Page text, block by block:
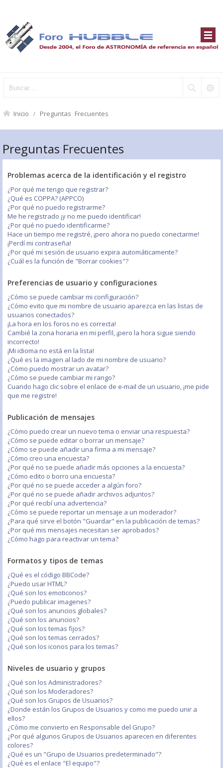
Inicio Preguntas Frecuentes
Preguntas Frecuentes
Problemas acerca de la identificación y el registro
¿Por qué me tengo que registrar?
¿Qué es COPPA? (APPCO)
¿Por qué no puedo registrarme?
Me he registrado ¡y no me puedo identificar!
¿Por qué no puedo identificarme?
Hace un tiempo me registré, ¡pero ahora no puedo conectarme!
¡Perdí mi contraseña!
¿Por qué mi sesión de usuario expira automáticamente?
¿Cuál es la función de "Borrar cookies"?
Preferencias de usuario y configuraciones
¿Cómo se puede cambiar mi configuración?
¿Cómo evito que mi nombre de usuario aparezca en las listas de
usuarios conectados?
¡La hora en los foros no es correcta!
Cambié la zona horaria en mi perfil, ¡pero la hora sigue siendo
incorrecto!
¡Mi idioma no está en la lista!
¿Qué es la imagen al lado de mi nombre de usuario?
¿Cómo puedo mostrar un avatar?
¿Cómo se puede cambiar mi rango?
Cuando hago clic sobre el enlace de e-mail de un usuario, ¡me pide
que me registre!
Publicación de mensajes
¿Cómo puedo crear un nuevo tema o enviar una respuesta?
¿Cómo se puede editar o borrar un mensaje?
¿Cómo se puede añadir una firma a mi mensaje?
¿Cómo creo una encuesta?
¿Por qué no se puede añadir más opciones a la encuesta?
¿Cómo edito o borro una encuesta?
¿Por qué no se puede acceder a algún foro?
¿Por qué no se puede añadir archivos adjuntos?
¿Por qué recibí una advertencia?
¿Cómo se puede reportar un mensaje a un moderador?
¿Para qué sirve el botón "Guardar" en la publicación de temas?
¿Por qué mis mensajes necesitan ser aprobados?
¿Cómo hago para reactivar un tema?
Formatos y tipos de temas
¿Qué es el código BBCode?
¿Puedo usar HTML?
¿Qué son los emoticonos?
¿Puedo publicar imagenes?
¿Qué son los anuncios globales?
¿Qué son los anuncios?
¿Qué son los temas fijos?
¿Qué son los temas cerrados?
¿Qué son los iconos para los temas?
Niveles de usuario y grupos
¿Qué son los Administradores?
¿Qué son los Moderadores?
¿Qué son los Grupos de Usuarios?
¿Donde están los Grupos de Usuarios y como me puedo unir a
ellos?
¿Cómo me convierto en Responsable del Grupo?
¿Por qué algunos Grupos de Usuarios aparecen en diferentes
colores?
¿Qué es un "Grupo de Usuarios predeterminado"?
¿Qué es el enlace "El equipo"?